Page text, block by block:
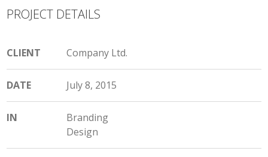
PROJECT DETAILS
CLIENT Company Ltd.
DATE July 8, 2015
IN
Branding
Design